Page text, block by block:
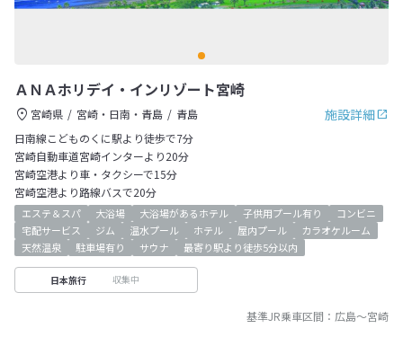
ＡＮＡホリデイ・インリゾート宮崎
施設詳細
宮崎県 宮崎・日南・青島
青島
日南線こどものくに駅より徒歩で7分
宮崎自動車道宮崎インターより20分
宮崎空港より車・タクシーで15分
宮崎空港より路線バスで20分
エステ＆スパ 大浴場 大浴場があるホテル 子供用プール有り
コンビニ
宅配サービス
ジム 温水プール ホテル 屋内プール
カラオケルーム
天然温泉
駐車場有り サウナ 最寄り駅より徒歩5分以内
日本旅行 収集中
基準JR乗車区間： 広島～宮崎